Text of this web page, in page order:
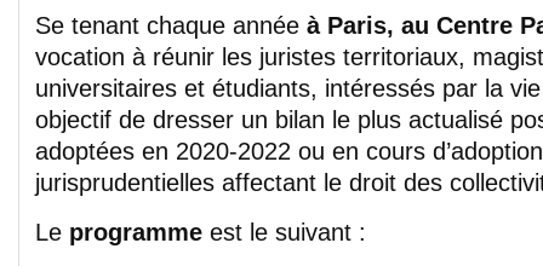
Se tenant chaque année à Paris, au Centre
vocation à réunir les juristes territoriaux,
universitaires et étudiants, intéressés par la
objectif de dresser un bilan le plus actualisé
adoptées en 2020-2022 ou en cours
jurisprudentielles affectant le droit des
Le programme est le suivant :